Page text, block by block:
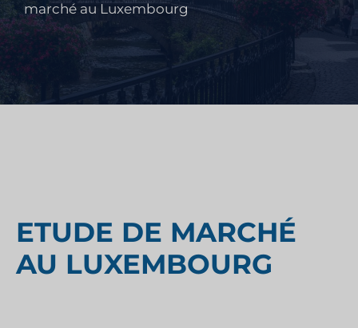
marché au Luxembourg
ETUDE DE MARCHÉ
AU LUXEMBOURG